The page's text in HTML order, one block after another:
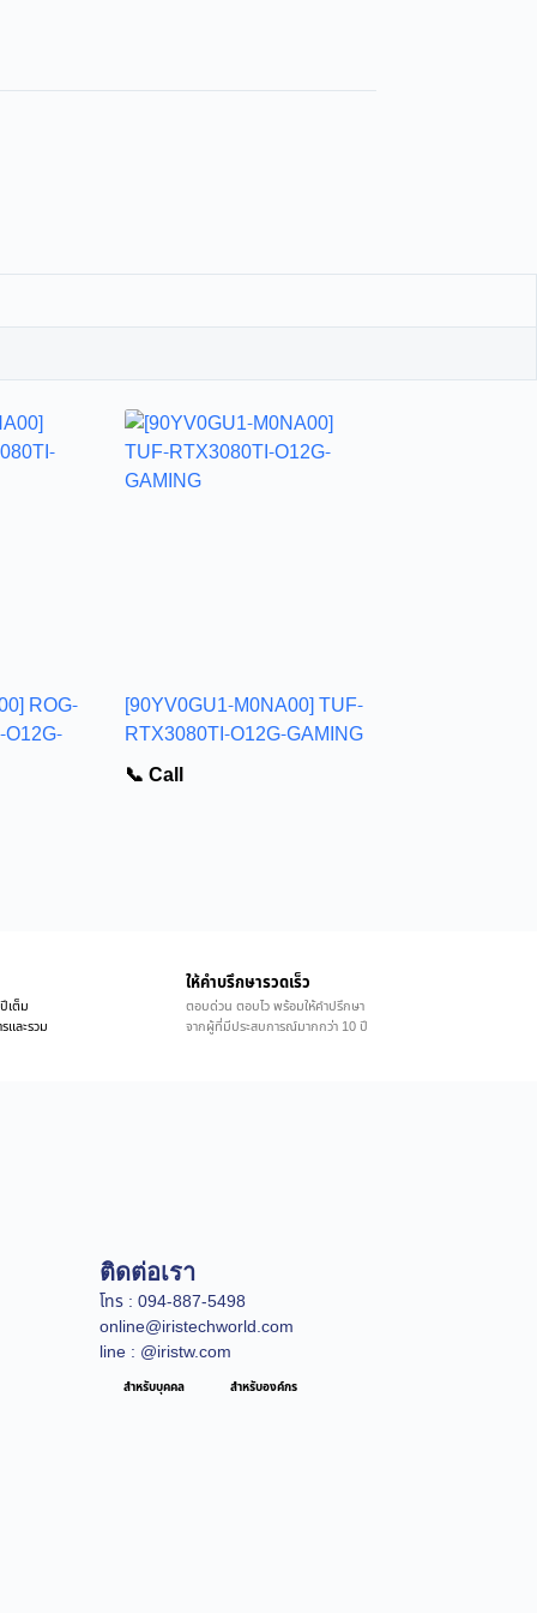
ROG-
[90YV0GU1-M0NA00] TUF-
RTX3080TI-O12G-GAMING
📞 Call
เต็ม
และรวม
ให้คำบรึกษารวดเร็ว
ตอบด่วน ตอบไว พร้อมให้คำปรึกษา
จากผู้ที่มีประสบการณ์มากกว่า 10 ปี
ติดต่อเรา
โทร : 094-887-5498
online@iristechworld.com
line : @iristw.com
สำหรับบุคคล สำหรับองค์กร